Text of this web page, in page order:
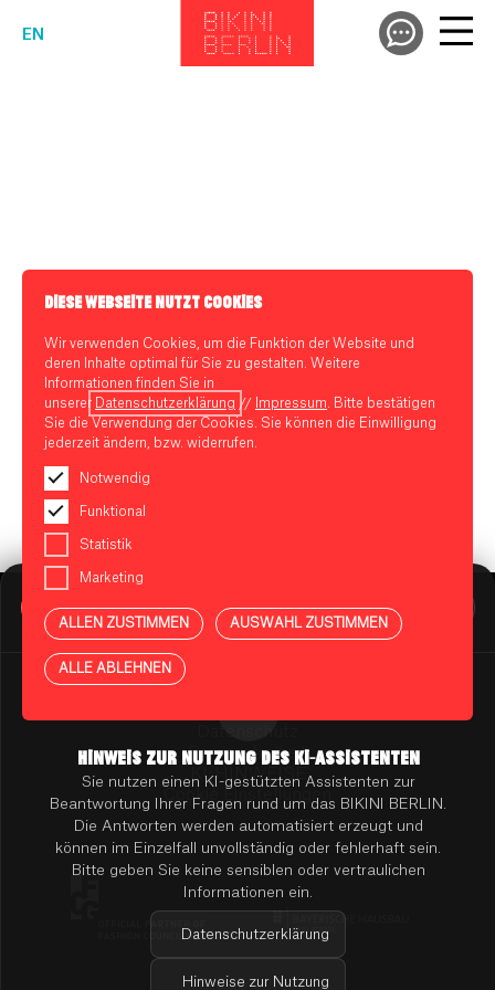
EN
BIKINI BERLIN Assistent
Online
HINWEIS ZUR NUTZUNG DES KI-ASSISTENTEN
Sie nutzen einen KI-gestützten Assistenten zur
Beantwortung Ihrer Fragen rund um das BIKINI BERLIN.
Die Antworten werden automatisiert erzeugt und
können im Einzelfall unvollständig oder fehlerhaft sein.
Bitte geben Sie keine sensiblen oder vertraulichen
Informationen ein.
Datenschutzerklärung
Hinweise zur Nutzung
DIESE WEBSEITE NUTZT COOKIES
Wir verwenden Cookies, um die Funktion der Website und
deren Inhalte optimal für Sie zu gestalten. Weitere
Informationen finden Sie in
unserer
Datenschutzerklärung // Impressum . Bitte bestätigen
Sie die Verwendung der Cookies. Sie können die Einwilligung
jederzeit ändern, bzw. widerrufen.
Notwendig
Funktional
Statistik
Marketing
ALLEN ZUSTIMMEN AUSWAHL ZUSTIMMEN
ALLE ABLEHNEN
Presse
Barrierefreiheit
KI-HINWEISE
Cookie Einstellungen